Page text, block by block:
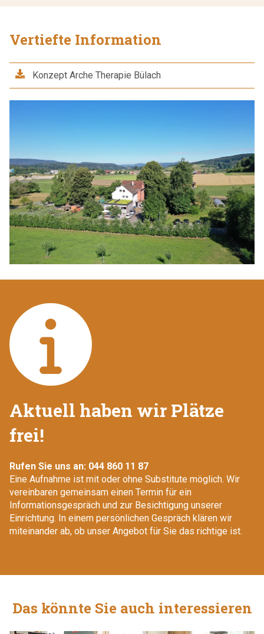
Vertiefte Information
Konzept Arche Therapie Bülach
Aktuell haben wir Plätze
frei!
Rufen Sie uns an: 044 860 11 87
Eine Aufnahme ist mit oder ohne Substitute möglich. Wir
vereinbaren gemeinsam einen Termin für ein
Informationsgespräch und zur Besichtigung unserer
Einrichtung. In einem persönlichen Gespräch klären wir
miteinander ab, ob unser Angebot für Sie das richtige ist.
Das könnte Sie auch interessieren